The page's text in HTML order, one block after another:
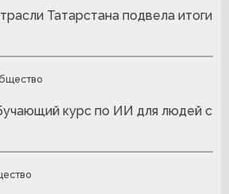
Татарстана подвела итоги
курс по ИИ для людей с